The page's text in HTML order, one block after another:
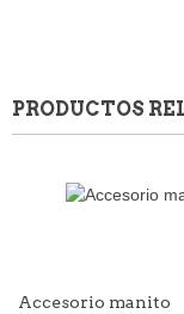
PRODUCTOS
Accesorio manito